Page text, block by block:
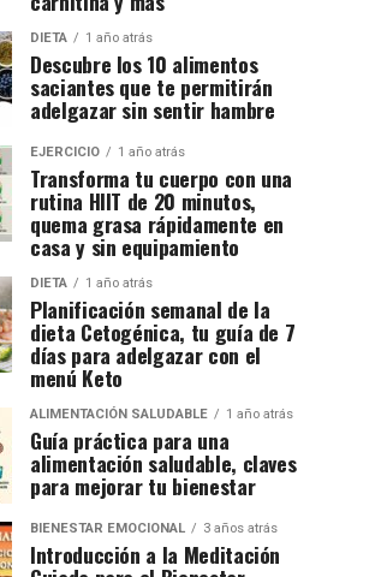
DIETA 1 año atrás
Descubre los 10 alimentos
saciantes que te permitirán
adelgazar sin sentir hambre
EJERCICIO 1 año atrás
Transforma tu cuerpo con una
rutina HIIT de 20 minutos,
quema grasa rápidamente en
casa y sin equipamiento
DIETA 1 año atrás
Planificación semanal de la
dieta Cetogénica, tu guía de 7
días para adelgazar con el
menú Keto
ALIMENTACIÓN SALUDABLE 1 año atrás
Guía práctica para una
alimentación saludable, claves
para mejorar tu bienestar
BIENESTAR EMOCIONAL 3 años atrás
Introducción a la Meditación